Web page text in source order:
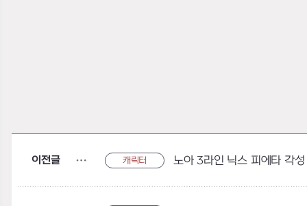
이전글 캐릭터 노아 3라인 닉스 피에타 각